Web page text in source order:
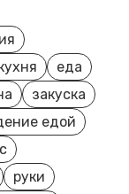
еда
закуска
едой
руки